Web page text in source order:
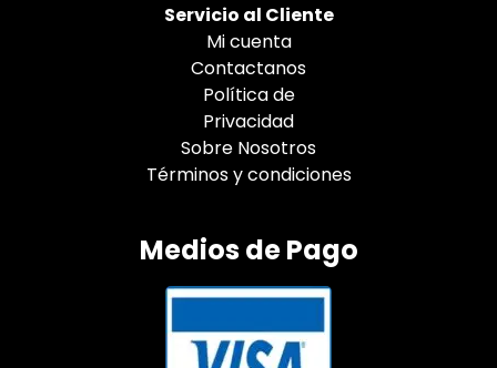
Servicio al Cliente
Mi cuenta
Contactanos
Política de
Privacidad
Sobre Nosotros
Términos y condiciones
Medios de Pago